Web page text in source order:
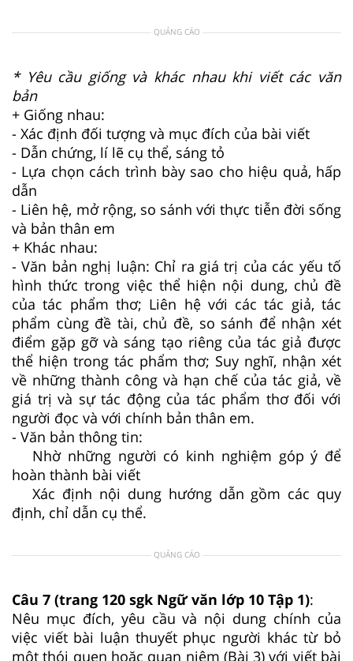
QUẢNG CÁO
* Yêu cầu giống và khác nhau khi viết các văn
bản
+ Giống nhau:
- Xác định đối tượng và mục đích của bài viết
- Dẫn chứng, lí lẽ cụ thể, sáng tỏ
- Lựa chọn cách trình bày sao cho hiệu quả, hấp
dẫn
- Liên hệ, mở rộng, so sánh với thực tiễn đời sống
và bản thân em
+ Khác nhau:
- Văn bản nghị luận: Chỉ ra giá trị của các yếu tố
hình thức trong việc thể hiện nội dung, chủ đề
của tác phẩm thơ; Liên hệ với các tác giả, tác
phẩm cùng đề tài, chủ đề, so sánh để nhận xét
điểm gặp gỡ và sáng tạo riêng của tác giả được
thể hiện trong tác phẩm thơ; Suy nghĩ, nhận xét
về những thành công và hạn chế của tác giả, về
giá trị và sự tác động của tác phẩm thơ đối với
người đọc và với chính bản thân em.
- Văn bản thông tin:
Nhờ những người có kinh nghiệm góp ý để
hoàn thành bài viết
Xác định nội dung hướng dẫn gồm các quy
định, chỉ dẫn cụ thể.
QUẢNG CÁO
Câu 7 (trang 120 sgk Ngữ văn lớp 10 Tập 1):
Nêu mục đích, yêu cầu và nội dung chính của
việc viết bài luận thuyết phục người khác từ bỏ
một thói quen hoặc quan niệm (Bài 3) với viết bài